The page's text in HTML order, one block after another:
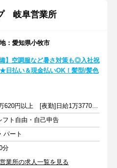
岐阜営業所
：愛知県小牧市
備】空調服など暑さ対策も◎入社祝
日払い＆現金払いOK！髪型/髪色
[日勤]日給1万620円以上 [夜勤]日給1万3770円以上
フト自由・自己申告
パート
分
業所の求人一覧を見る